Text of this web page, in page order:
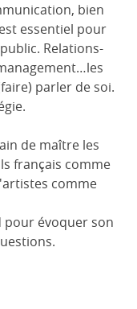
bien
essentiel pour
Relations-
parler de soi.
de maître les
français comme
comme
pour évoquer son